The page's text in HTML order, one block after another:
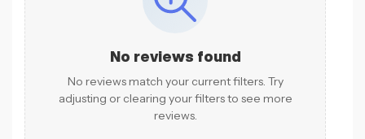
No reviews found
No reviews match your current filters. Try
adjusting or clearing your filters to see more
reviews.